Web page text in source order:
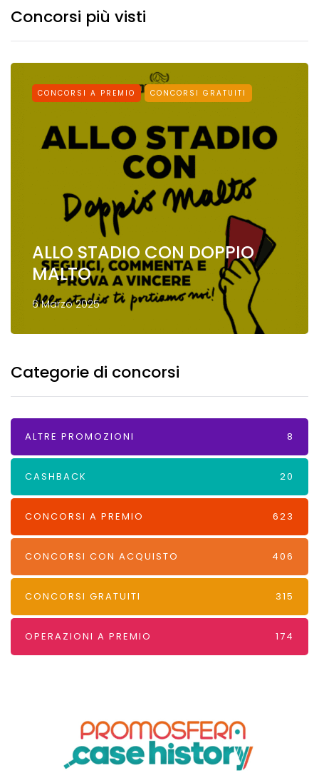
Concorsi più visti
CONCORSI A PREMIO CONCORSI GRATUITI
ALLO STADIO CON DOPPIO
MALTO
6 Marzo 2025
Categorie di concorsi
ALTRE PROMOZIONI 8
CASHBACK 20
CONCORSI A PREMIO 623
CONCORSI CON ACQUISTO 406
CONCORSI GRATUITI 315
OPERAZIONI A PREMIO 174